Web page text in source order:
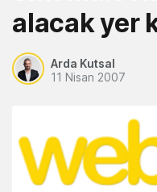
alacak yer
Arda Kutsal
11 Nisan 2007